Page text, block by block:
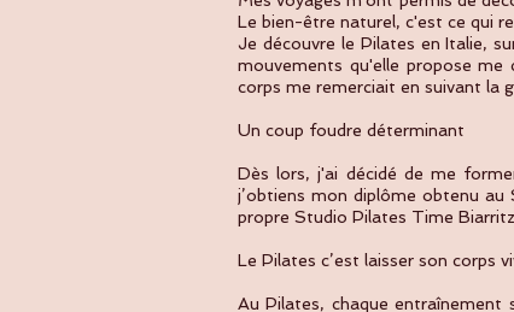
Le bien-être naturel, c'est ce qui
Je découvre le Pilates en Italie,
mouvements qu'elle propose me
corps me remerciait en suivant la
Un coup foudre déterminant
Dès lors, j'ai décidé de me
j’obtiens mon diplôme obtenu
propre Studio Pilates Time Biarritz.
Le Pilates c’est laisser son corps
Au Pilates, chaque entraînement